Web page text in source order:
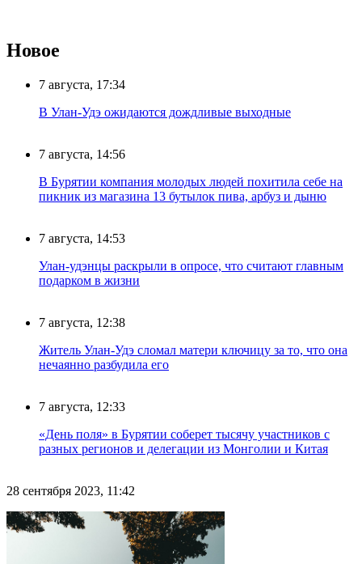
Новое
7 августа, 17:34
В Улан-Удэ ожидаются дождливые выходные
7 августа, 14:56
В Бурятии компания молодых людей похитила себе на
пикник из магазина 13 бутылок пива, арбуз и дыню
7 августа, 14:53
Улан-удэнцы раскрыли в опросе, что считают главным
подарком в жизни
7 августа, 12:38
Житель Улан-Удэ сломал матери ключицу за то, что она
нечаянно разбудила его
7 августа, 12:33
«День поля» в Бурятии соберет тысячу участников с
разных регионов и делегации из Монголии и Китая
28 сентября 2023, 11:42